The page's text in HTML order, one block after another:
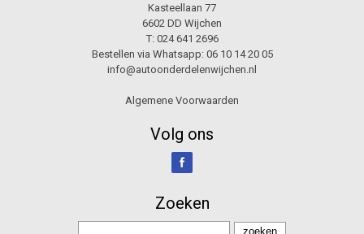
Kasteellaan 77
6602 DD Wijchen
T: 024 641 2696
Bestellen via Whatsapp: 06 10 14 20 05
info@autoonderdelenwijchen.nl
Algemene Voorwaarden
Volg ons
Zoeken